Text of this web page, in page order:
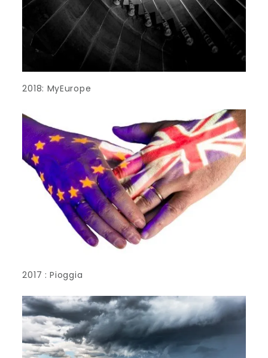
2018: MyEurope
2017 : Pioggia